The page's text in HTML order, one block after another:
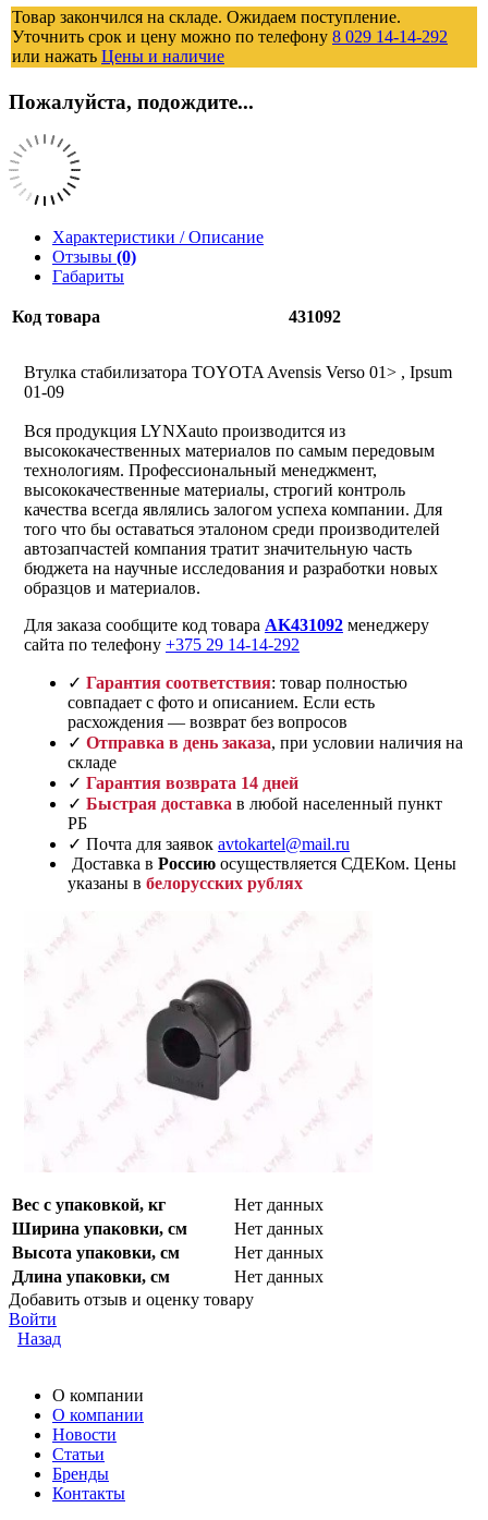
Товар закончился на складе. Ожидаем поступление.
Уточнить срок и цену можно по телефону 8 029 14-14-292
или нажать Цены и наличие
Пожалуйста, подождите...
Характеристики / Описание
Отзывы (0)
Габариты
Код товара 431092
Втулка стабилизатора TOYOTA Avensis Verso 01> , Ipsum
01-09
Вся продукция LYNXauto производится из
высококачественных материалов по самым передовым
технологиям. Профессиональный менеджмент,
высококачественные материалы, строгий контроль
качества всегда являлись залогом успеха компании. Для
того что бы оставаться эталоном среди производителей
автозапчастей компания тратит значительную часть
бюджета на научные исследования и разработки новых
образцов и материалов.
Для заказа сообщите код товара AK431092 менеджеру
сайта по телефону +375 29 14-14-292
✓ Гарантия соответствия: товар полностью
совпадает с фото и описанием. Если есть
расхождения — возврат без вопросов
✓ Отправка в день заказа, при условии наличия на
складе
✓ Гарантия возврата 14 дней
✓ Быстрая доставка в любой населенный пункт
РБ
✓ Почта для заявок avtokartel@mail.ru
Доставка в Россию осуществляется СДЕКом. Цены
указаны в белорусских рублях
Вес с упаковкой, кг
Нет данных
Ширина упаковки, см
Нет данных
Высота упаковки, см
Нет данных
Длина упаковки, см
Нет данных
Добавить отзыв и оценку товару
Войти
Назад
О компании
О компании
Новости
Статьи
Бренды
Контакты